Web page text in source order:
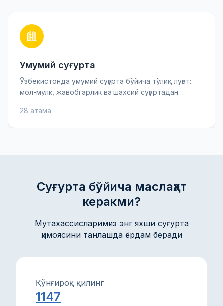
Умумий суғурта
Ўзбекистонда умумий суғурта бўйича тўлиқ луғат:
мол-мулк, жавобгарлик ва шахсий суғуртадан
мукофоти, франшиза ва товон пули каби муҳим
28 атама
Суғурта бўйича маслаҳат
керакми?
Мутахассисларимиз энг яхши суғурта
ҳимоясини танлашда ёрдам беради
Қўнғироқ қилинг
1147